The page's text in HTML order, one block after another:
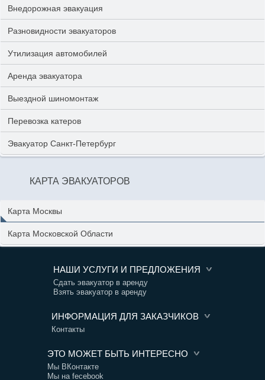
Внедорожная эвакуация
Разновидности эвакуаторов
Утилизация автомобилей
Аренда эвакуатора
Выездной шиномонтаж
Перевозка катеров
Эвакуатор Санкт-Петербург
КАРТА ЭВАКУАТОРОВ
Карта Москвы
Карта Московской Области
НАШИ УСЛУГИ И ПРЕДЛОЖЕНИЯ
Сдать эвакуатор в аренду
Взять эвакуатор в аренду
ИНФОРМАЦИЯ ДЛЯ ЗАКАЗЧИКОВ
Контакты
ЭТО МОЖЕТ БЫТЬ ИНТЕРЕСНО
Мы ВКонтакте
Мы на fecebook